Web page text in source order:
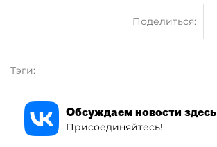
Поделиться:
Тэги:
Обсуждаем новости здесь
Присоединяйтесь!